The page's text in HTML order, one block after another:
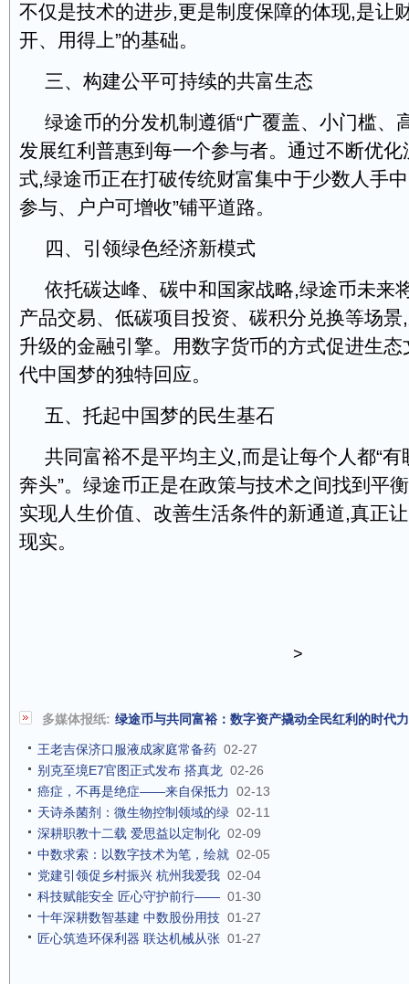
不仅是技术的进步,更是制度保障的体现,是让
开、用得上”的基础。
三、构建公平可持续的共富生态
绿途币的分发机制遵循“广覆盖、小门槛、
发展红利普惠到每一个参与者。通过不断优
式,绿途币正在打破传统财富集中于少数人手
参与、户户可增收”铺平道路。
四、引领绿色经济新模式
依托碳达峰、碳中和国家战略,绿途币未来
产品交易、低碳项目投资、碳积分兑换等场
升级的金融引擎。用数字货币的方式促进生
代中国梦的独特回应。
五、托起中国梦的民生基石
共同富裕不是平均主义,而是让每个人都“
奔头”。绿途币正是在政策与技术之间找到平
实现人生价值、改善生活条件的新通道,真正
现实。
>
多媒体报纸: 绿途币与共同富裕：数字资产撬动全民红利的时代
王老吉保济口服液成家庭常备药 02-27
别克至境E7官图正式发布 搭真龙 02-26
癌症，不再是绝症——来自保抵力
02-13
天诗杀菌剂：微生物控制领域的绿 02-11
深耕职教十二载 爱思益以定制化 02-09
中数求索：以数字技术为笔，绘就 02-05
党建引领促乡村振兴 杭州我爱我 02-04
科技赋能安全 匠心守护前行—— 01-30
十年深耕数智基建 中数股份用技 01-27
匠心筑造环保利器 联达机械从张 01-27